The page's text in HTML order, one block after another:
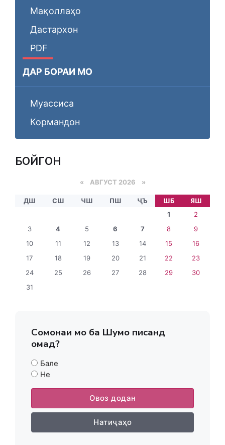
Мақоллаҳо
Дастархон
PDF
ДАР БОРАИ МО
Муассиса
Кормандон
БОЙГОНӢ
« АВГУСТ 2026 »
ДШ СШ ЧШ ПШ ҶЪ ШБ
ЯШ
1
2
3
4 5 6 7 8
9
10
11 12 13 14 15
16
17
18 19 20 21 22
23
24
25 26 27 28 29
30
31
Сомонаи мо ба Шумо писанд
омад?
Бале
Не
Овоз додан
Натиҷаҳо